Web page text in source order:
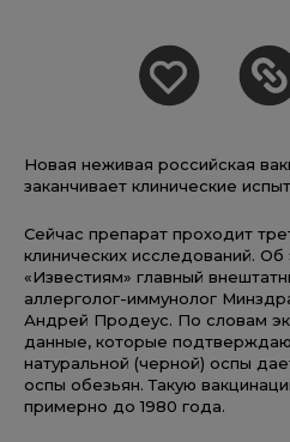
Новая неживая российская
заканчивает клинические
Сейчас препарат проходит
клинических исследований. Об
«Известиям» главный
аллерголог-иммунолог
Андрей Продеус. По словам
данные, которые
натуральной (черной) оспы
оспы обезьян. Такую
примерно до 1980 года.